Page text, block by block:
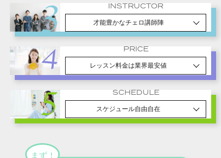
INSTRUCTOR
才能豊かなチェロ講師陣
PRICE
レッスン料金は業界最安値
SCHEDULE
スケジュール自由自在